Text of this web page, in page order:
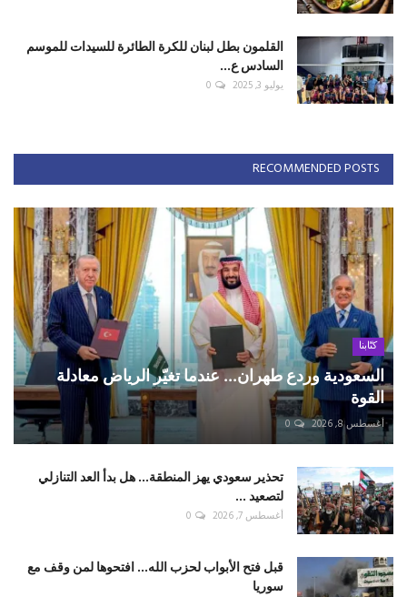
القلمون بطل لبنان للكرة الطائرة للسيدات للموسم
السادس ع...
يوليو 3, 2025 0
RECOMMENDED POSTS
كتّابنا
السعودية وردع طهران... عندما تغيّر الرياض معادلة
القوة
أغسطس 8, 2026 0
تحذير سعودي يهز المنطقة... هل بدأ العد التنازلي
لتصعيد ...
أغسطس 7, 2026 0
قبل فتح الأبواب لحزب الله... افتحوها لمن وقف مع
سوريا